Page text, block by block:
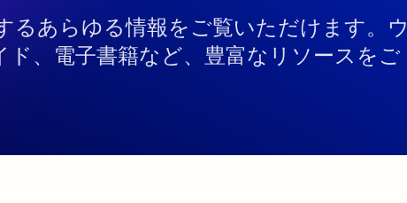
あらゆる情報をご覧いただけます。ウ
、電子書籍など、豊富なリソースをご